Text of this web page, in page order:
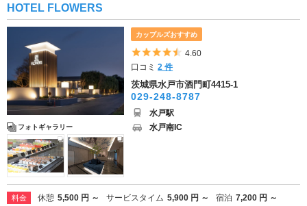
HOTEL FLOWERS
フォトギャラリー
カップルズおすすめ
5つ星のうち4.5
4.60
口コミ2 件
茨城県水戸市酒門町4415-1
029-248-8787
水戸駅
水戸南IC
料金 休憩 5,500 円 ～ サービスタイム 5,900 円 ～ 宿泊 7,200 円 ～